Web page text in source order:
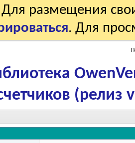
Для размещения
. Для
(релиз